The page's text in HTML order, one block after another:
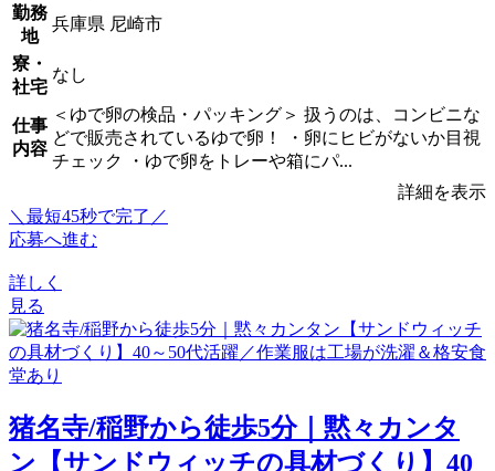
勤務
地
兵庫県 尼崎市
寮・
社宅
なし
仕事
内容
＜ゆで卵の検品・パッキング＞ 扱うのは、コンビニな
どで販売されているゆで卵！ ・卵にヒビがないか目視
チェック ・ゆで卵をトレーや箱にパ...
詳細を表示
＼最短45秒で完了／
応募へ進む
詳しく
見る
猪名寺/稲野から徒歩5分｜黙々カンタ
ン【サンドウィッチの具材づくり】40